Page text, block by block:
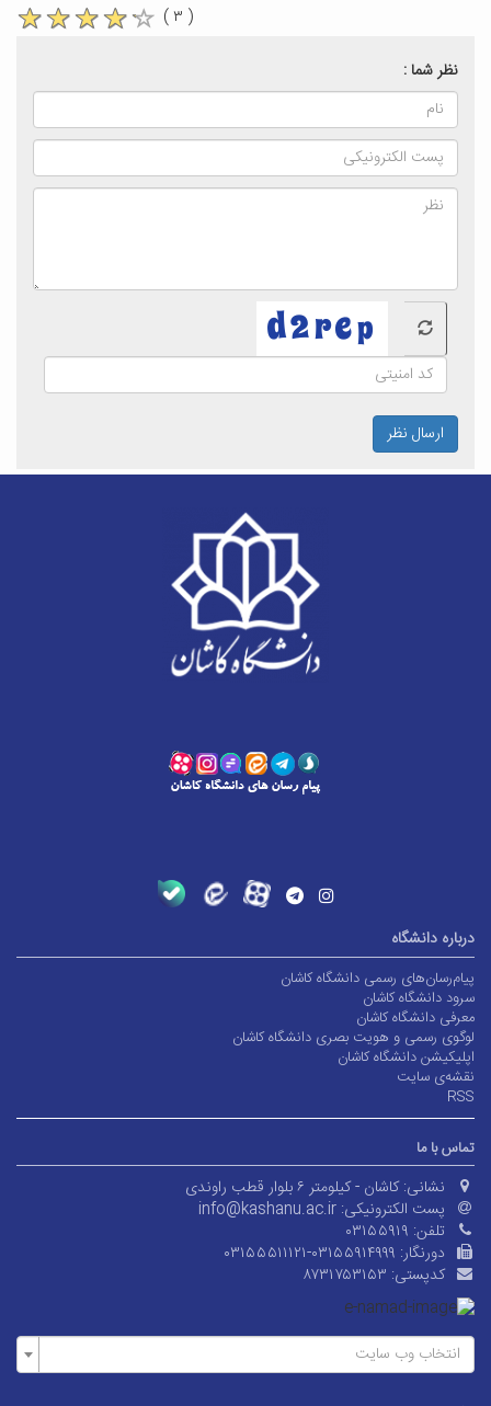
( ۳ )
نظر شما :
ارسال نظر
درباره دانشگاه
پیام‌رسان‌های رسمی دانشگاه کاشان
سرود دانشگاه کاشان
معرفی دانشگاه کاشان
لوگوی رسمی و هویت بصری دانشگاه کاشان
اپلیکیشن دانشگاه کاشان
نقشه‌ی سایت
RSS
تماس با ما
نشانی: کاشان - کیلومتر ۶ بلوار قطب راوندی
پست الکترونیکی: info@kashanu.ac.ir
تلفن: ۰۳۱۵۵۹۱۹
دورنگار: ۰۳۱۵۵۵۱۱۱۲۱-۰۳۱۵۵۹۱۴۹۹۹
کدپستی: ۸۷۳۱۷۵۳۱۵۳
انتخاب وب سایت